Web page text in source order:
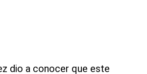
dio a conocer que este